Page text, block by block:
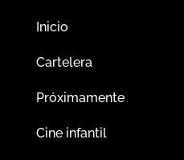
Inicio
Cartelera
Próximamente
Cine infantil